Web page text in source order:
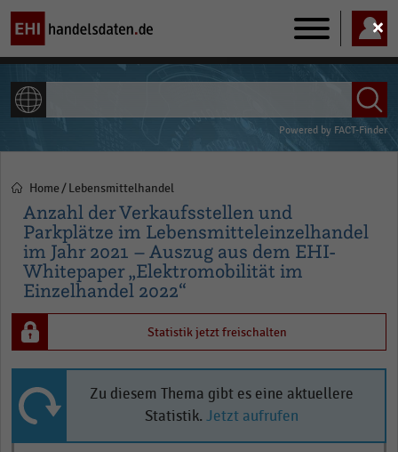
Main
navigation
Powered by FACT-Finder
Pfadnavigation
Home Lebensmittelhandel
Anzahl der Verkaufsstellen und
Parkplätze im Lebensmitteleinzelhandel
im Jahr 2021 – Auszug aus dem EHI-
Whitepaper „Elektromobilität im
Einzelhandel 2022“
Statistik jetzt freischalten
Zu diesem Thema gibt es eine aktuellere
Statistik. Jetzt aufrufen